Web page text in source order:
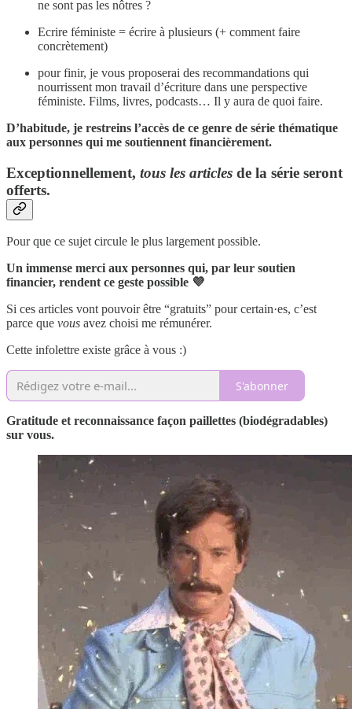
ne sont pas les nôtres ?
Ecrire féministe = écrire à plusieurs (+ comment faire
concrètement)
pour finir, je vous proposerai des recommandations qui
nourrissent mon travail d’écriture dans une perspective
féministe. Films, livres, podcasts… Il y aura de quoi faire.
D’habitude, je restreins l’accès de ce genre de série thématique
aux personnes qui me soutiennent financièrement.
Exceptionnellement, tous les articles de la série seront
offerts.
Pour que ce sujet circule le plus largement possible.
Un immense merci aux personnes qui, par leur soutien
financier, rendent ce geste possible 💜
Si ces articles vont pouvoir être “gratuits” pour certain·es, c’est
parce que vous avez choisi me rémunérer.
Cette infolettre existe grâce à vous :)
S'abonner
Gratitude et reconnaissance façon paillettes (biodégradables)
sur vous.